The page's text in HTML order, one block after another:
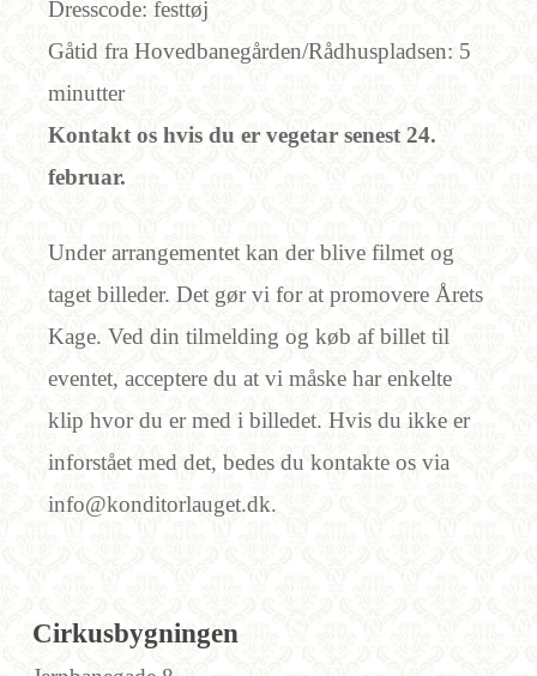
Dresscode: festtøj
Gåtid fra Hovedbanegården/Rådhuspladsen: 5
minutter
Kontakt os hvis du er vegetar senest 24.
februar.
Under arrangementet kan der blive filmet og
taget billeder. Det gør vi for at promovere Årets
Kage. ​Ved din tilmelding og køb af billet til
eventet, acceptere du at vi måske har enkelte
klip hvor du er med i billedet. Hvis du ikke er
inforstået med det, bedes du kontakte os via
info@konditorlauget.dk.
Cirkusbygningen